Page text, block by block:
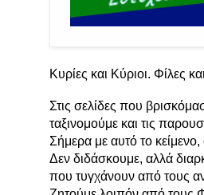
Κυρίες και Κύριοι. Φίλες
Στις σελίδες που
ταξινομούμε και τις
Σήμερα με αυτό το
Δεν διδάσκουμε, αλλά
που τυγχάνουν από τους